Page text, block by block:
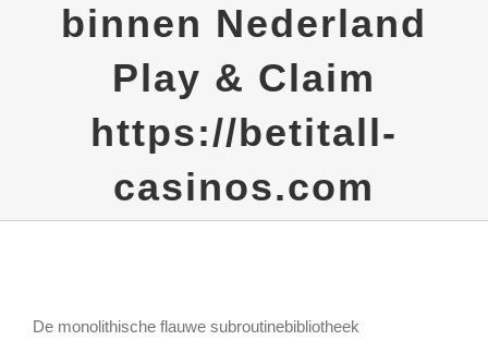
binnen Nederland
Play & Claim
https://betitall-
casinos.com
De monolithische flauwe subroutinebibliotheek